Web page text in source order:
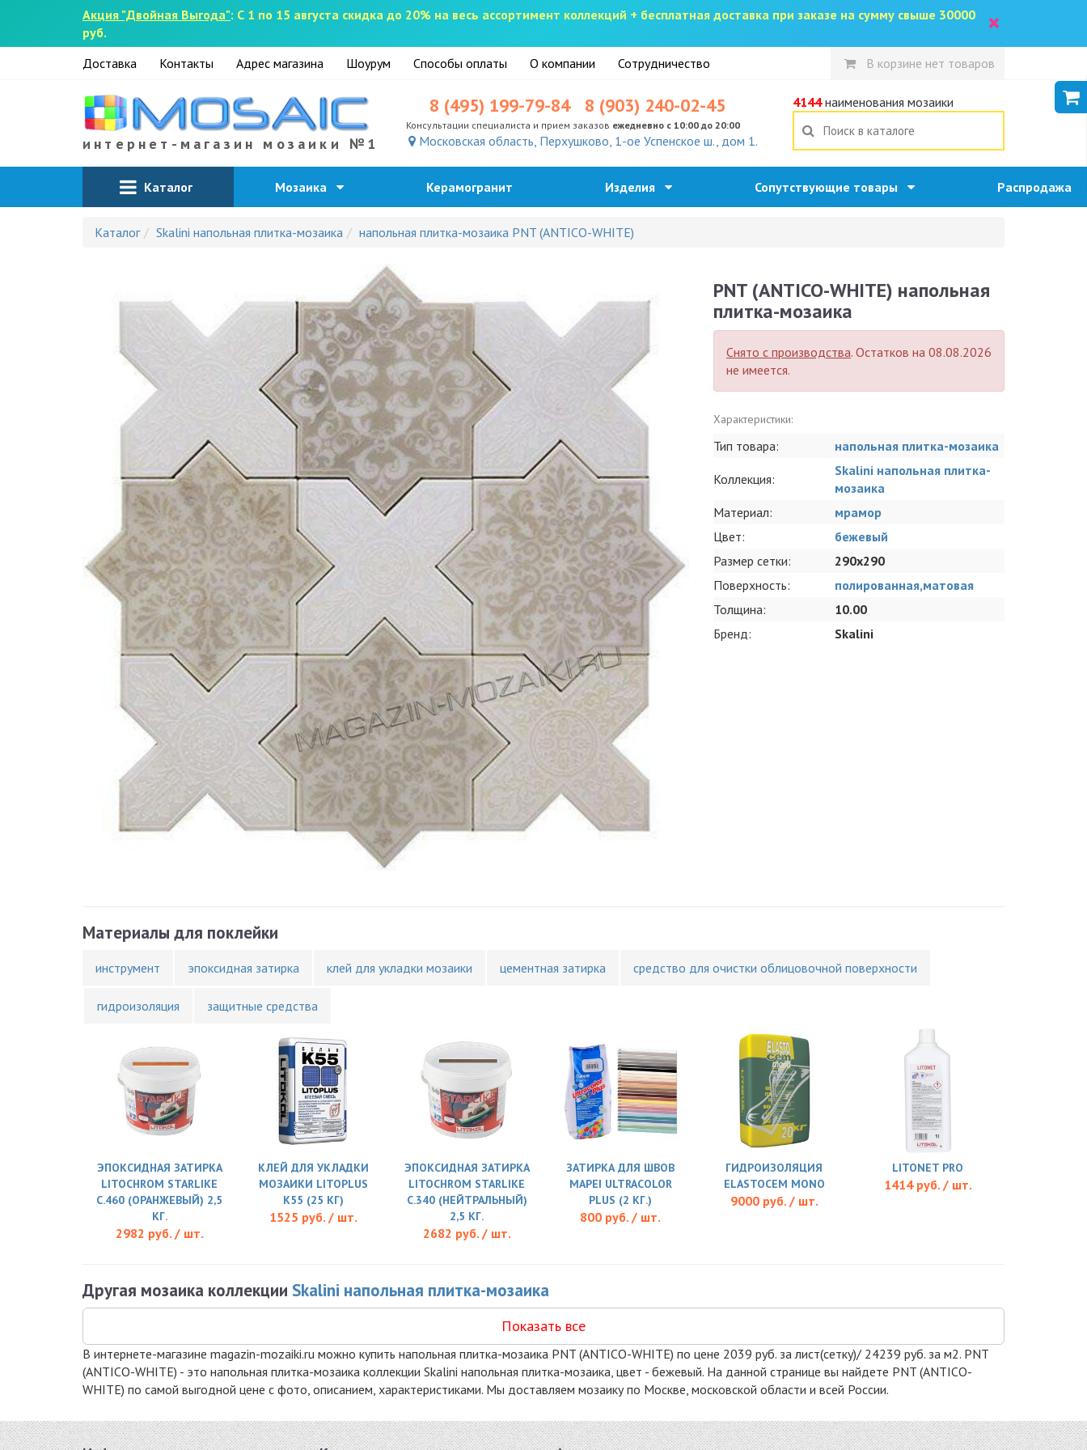
Акция "Двойная Выгода": С 1 по 15 августа скидка до 20% на весь ассортимент коллекций + бесплатная доставка при заказе на сумму свыше 30000
руб.
×
Доставка Контакты Адрес магазина Шоурум Способы оплаты О компании Сотрудничество В корзине нет товаров
интернет-магазин мозаики №1
8 (495) 199-79-84 8 (903) 240-02-45
Консультации специалиста и прием заказов ежедневно с 10:00 до 20:00
Московская область, Перхушково, 1-ое Успенское ш., дом 1.
4144наименования мозаики
Каталог Мозаика Керамогранит Изделия Сопутствующие товары Распродажа
Каталог Skalini напольная плитка-мозаика напольная плитка-мозаика PNT (ANTICO-WHITE)
PNT (ANTICO-WHITE) напольная
плитка-мозаика
Снято с производства. Остатков на 08.08.2026
не имеется.
Характеристики:
Тип товара: напольная плитка-мозаика
Коллекция:
Skalini напольная плитка-
мозаика
Материал:
мрамор
Цвет:
бежевый
Размер сетки:
290x290
Поверхность:
полированная,матовая
Толщина:
10.00
Бренд:
Skalini
Материалы для поклейки
инструмент эпоксидная затирка клей для укладки мозаики цементная затирка средство для очистки облицовочной поверхности
гидроизоляция защитные средства
ЭПОКСИДНАЯ ЗАТИРКА
LITOCHROM STARLIKE
C.460 (ОРАНЖЕВЫЙ) 2,5
КГ.
2982 руб. / шт.
КЛЕЙ ДЛЯ УКЛАДКИ
МОЗАИКИ LITOPLUS
K55 (25 КГ)
1525 руб. / шт.
ЭПОКСИДНАЯ ЗАТИРКА
LITOCHROM STARLIKE
C.340 (НЕЙТРАЛЬНЫЙ)
2,5 КГ.
2682 руб. / шт.
ЗАТИРКА ДЛЯ ШВОВ
MAPEI ULTRACOLOR
PLUS (2 КГ.)
800 руб. / шт.
ГИДРОИЗОЛЯЦИЯ
ELASTOCEM MONO
9000 руб. / шт.
LITONET PRO
1414 руб. / шт.
Другая мозаика коллекции Skalini напольная плитка-мозаика
Показать все
В интернете-магазине magazin-mozaiki.ru можно купить напольная плитка-мозаика PNT (ANTICO-WHITE) по цене 2039 руб. за лист(сетку)/ 24239 руб. за м2. PNT
(ANTICO-WHITE) - это напольная плитка-мозаика коллекции Skalini напольная плитка-мозаика, цвет - бежевый. На данной странице вы найдете PNT (ANTICO-
WHITE) по самой выгодной цене с фото, описанием, характеристиками. Мы доставляем мозаику по Москве, московской области и всей России.